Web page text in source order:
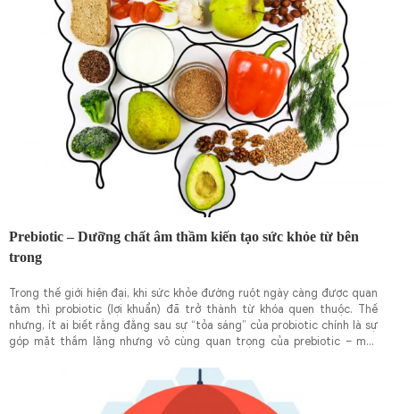
Prebiotic – Dưỡng chất âm thầm kiến tạo sức khỏe từ bên
trong
Trong thế giới hiện đại, khi sức khỏe đường ruột ngày càng được quan
tâm thì probiotic (lợi khuẩn) đã trở thành từ khóa quen thuộc. Thế
nhưng, ít ai biết rằng đằng sau sự “tỏa sáng” của probiotic chính là sự
góp mặt thầm lặng nhưng vô cùng quan trọng của prebiotic – một
trong cơ thể. Và cũng chính vì vậy, giới chuyên gia dinh dưỡng ngày
càng đánh giá cao vai trò của prebiotic trong việc xây dựng nền tảng
sức khỏe toàn diện.